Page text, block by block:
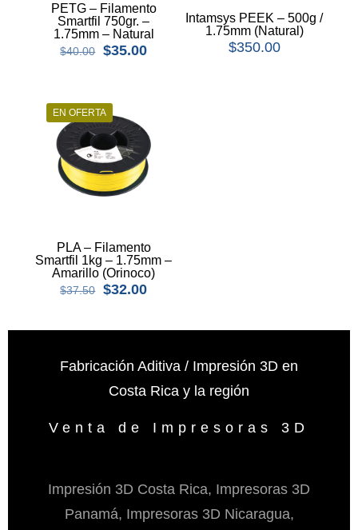
PETG – Filamento
Smartfil 750gr. –
1.75mm – Natural
$40.00
El
$40.00.
$35.00El
Intamsys PEEK – 500g /
1.75mm (Natural)
$350.00
EN OFERTA
PLA – Filamento
Smartfil 1kg – 1.75mm –
Amarillo (Orinoco)
$37.50
El
era:
$32.00El
es:
Fabricación Aditiva / Impresión 3D en
Costa Rica y la región
Venta de Impresoras 3D
Impresión 3D Costa Rica, Impresoras 3D
Panamá, Impresoras 3D Nicaragua,